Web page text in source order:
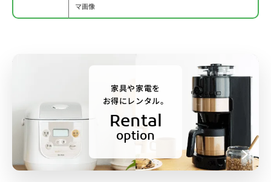
マ画像
家具や家電を
お得にレンタル。
Rental
option